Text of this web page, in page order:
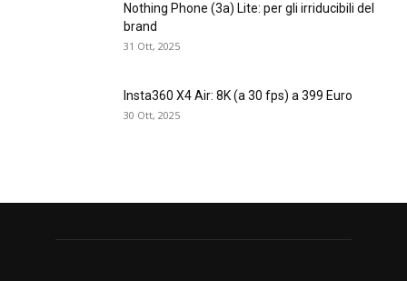
Nothing Phone (3a) Lite: per gli irriducibili del
brand
31 Ott, 2025
Insta360 X4 Air: 8K (a 30 fps) a 399 Euro
30 Ott, 2025